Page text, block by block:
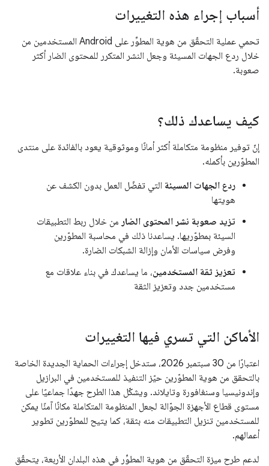
أسباب إجراء هذه التغييرات
تحمي عملية التحقّق من هوية المطوِّر على Android المستخدمين من
خلال ردع الجهات المسيئة وجعل النشر المتكرر للمحتوى الضار أكثر
صعوبة.
كيف يساعدك ذلك؟
إنّ توفير منظومة متكاملة أكثر أمانًا وموثوقية يعود بالفائدة على منتدى
المطوّرين بأكمله.
ردع الجهات المسيئة التي تفضّل العمل بدون الكشف عن
هويتها
تزيد صعوبة نشر المحتوى الضار من خلال ربط التطبيقات
السيئة بمطوّريها. يساعدنا ذلك في محاسبة المطوّرين
وفرض سياسات الأمان وإزالة الشبكات الضارة.
تعزيز ثقة المستخدمين، ما يساعدك في بناء علاقات مع
مستخدمين جدد وتعزيز الثقة
الأماكن التي تسري فيها التغييرات
اعتبارًا من 30 سبتمبر 2026، ستدخل إجراءات الحماية الجديدة الخاصة
بالتحقق من هوية المطوّرين حيّز التنفيذ للمستخدمين في البرازيل
وإندونيسيا وسنغافورة وتايلاند. ويشكّل هذا الطرح جهدًا جماعيًا على
مستوى قطاع الأجهزة الجوّالة لجعل المنظومة المتكاملة مكانًا آمنًا يمكن
للمستخدمين تنزيل التطبيقات منه بثقة، كما يتيح للمطوّرين تطوير
أعمالهم.
لدعم طرح ميزة التحقّق من هوية المطوِّر في هذه البلدان الأربعة، يتحقّق